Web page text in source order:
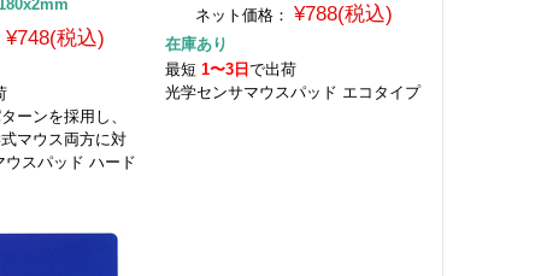
¥748(税込)
ーンを採用し、
マウス両方に対
ウスパッド ハード
ネット価格：
¥788(税込)
在庫あり
最短 1〜3日 で出荷
光学センサマウスパッド エコタイプ